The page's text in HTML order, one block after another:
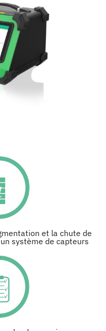
et la chute de
système de capteurs